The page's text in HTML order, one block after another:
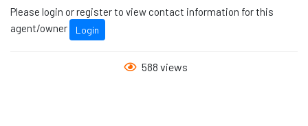
Please login or register to view contact information for this
agent/owner
Login
588 views